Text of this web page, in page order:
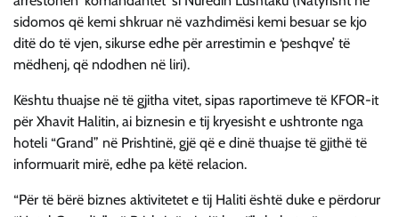
sidomos që kemi shkruar në vazhdimësi kemi besuar se kjo
ditë do të vjen, sikurse edhe për arrestimin e ‘peshqve’ të
mëdhenj, që ndodhen në liri).
Kështu thuajse në të gjitha vitet, sipas raportimeve të KFOR-it
për Xhavit Halitin, ai biznesin e tij kryesisht e ushtronte nga
hoteli “Grand” në Prishtinë, gjë që e dinë thuajse të gjithë të
informuarit mirë, edhe pa këtë relacion.
“Për të bërë biznes aktivitetet e tij Haliti është duke e përdorur